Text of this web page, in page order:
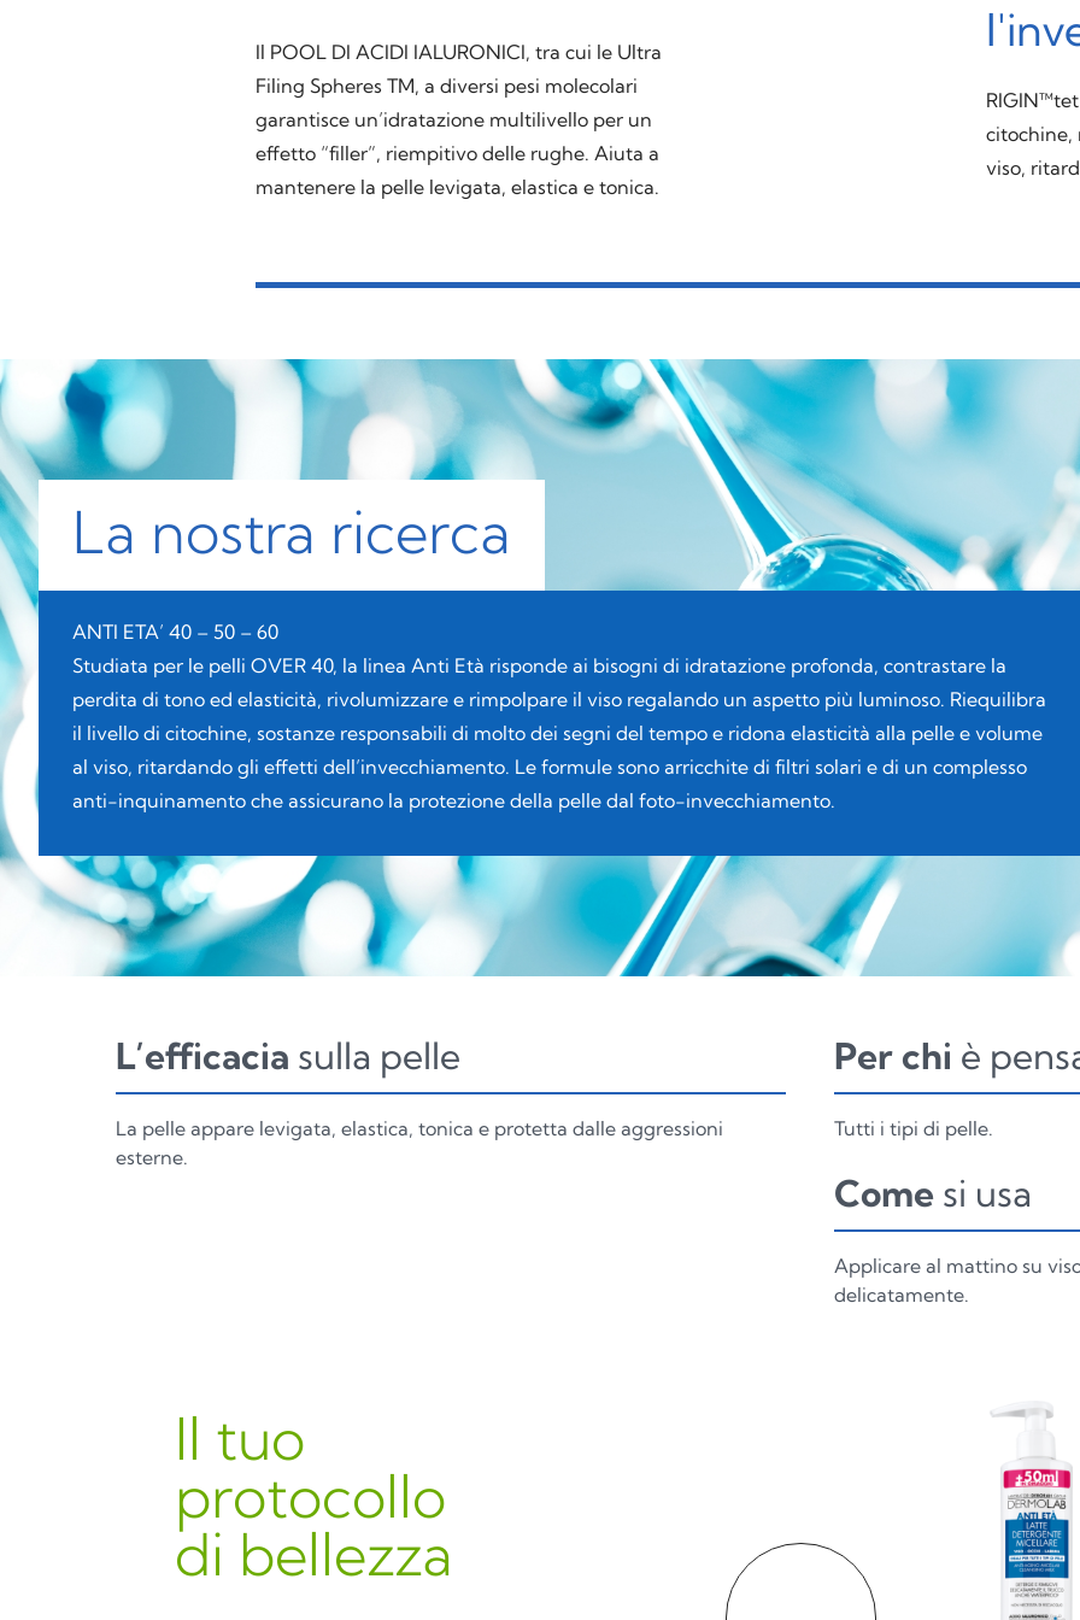
Il POOL DI ACIDI IALURONICI, tra cui le Ultra
Filing Spheres TM, a diversi pesi molecolari
garantisce un’idratazione multilivello per un
effetto “filler”, riempitivo delle rughe. Aiuta a
mantenere la pelle levigata, elastica e tonica.
citochine,
viso,
La nostra ricerca
ANTI ETA’ 40 – 50 – 60
Studiata per le pelli OVER 40, la linea Anti Età risponde ai bisogni di idratazione profonda, contrastare la
perdita di tono ed elasticità, rivolumizzare e rimpolpare il viso regalando un aspetto più luminoso. Riequilibra
il livello di citochine, sostanze responsabili di molto dei segni del tempo e ridona elasticità alla pelle e volume
al viso, ritardando gli effetti dell’invecchiamento. Le formule sono arricchite di filtri solari e di un complesso
anti-inquinamento che assicurano la protezione della pelle dal foto-invecchiamento.
L’efficacia sulla pelle
La pelle appare levigata, elastica, tonica e protetta dalle aggressioni
esterne.
Per chi è
Tutti i tipi di pelle.
Come si usa
Applicare al mattino su
delicatamente.
Il tuo
protocollo
di bellezza